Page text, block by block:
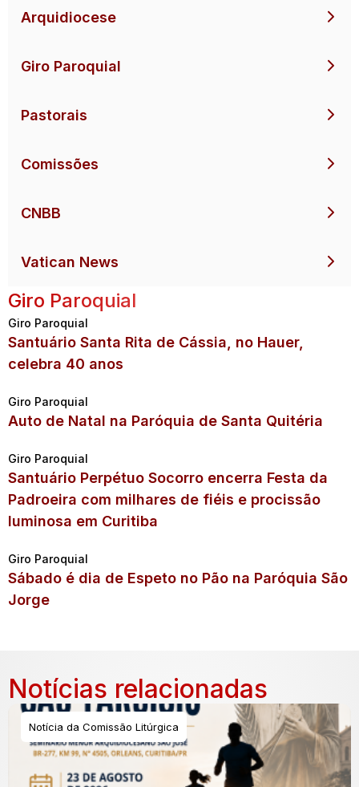
Arquidiocese
Giro Paroquial
Pastorais
Comissões
CNBB
Vatican News
Giro Paroquial
Giro Paroquial
Santuário Santa Rita de Cássia, no Hauer,
celebra 40 anos
Giro Paroquial
Auto de Natal na Paróquia de Santa Quitéria
Giro Paroquial
Santuário Perpétuo Socorro encerra Festa da
Padroeira com milhares de fiéis e procissão
luminosa em Curitiba
Giro Paroquial
Sábado é dia de Espeto no Pão na Paróquia São
Jorge
Notícias relacionadas
Notícia da Comissão Litúrgica